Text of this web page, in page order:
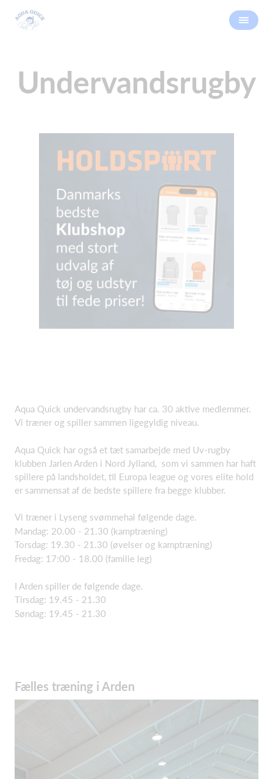
Undervandsrugby
Aqua Quick undervandsrugby har ca. 30 aktive medlemmer.
Vi træner og spiller sammen ligegyldig niveau.
Aqua Quick har også et tæt samarbejde med Uv-rugby
klubben Jarlen Arden i Nord Jylland, som vi sammen har haft
spillere på landsholdet, til Europa league og vores elite hold
er sammensat af de bedste spillere fra begge klubber.
Vi træner i Lyseng svømmehal følgende dage.
Mandag: 20.00 - 21.30 (kamptræning)
Torsdag: 19.30 - 21.30 (øvelser og kamptræning)
Fredag: 17:00 - 18.00 (familie leg)
I Arden spiller de følgende dage.
Tirsdag: 19.45 - 21.30
Søndag: 19.45 - 21.30
Fælles træning i Arden